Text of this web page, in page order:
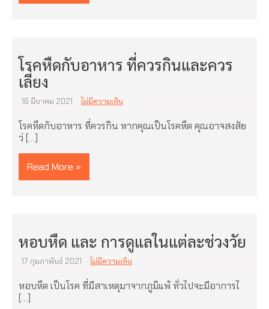
โรคหืดกับอาหาร ที่ควรกินและควร
เลี่ยง
16 มีนาคม 2021 ไม่มีความเห็น
โรคหืดกับอาหาร ที่ควรกิน หากคุณเป็นโรคหืด คุณอาจสงสัย
ว่ […]
Read More »
หอบหืด และ การดูแลในแต่ละช่วงวัย
17 กุมภาพันธ์ 2021 ไม่มีความเห็น
หอบหืด เป็นโรค ที่มีสาเหตุมาจากภูมิแพ้ ทั่วไปจะมีอาการไ
[…]